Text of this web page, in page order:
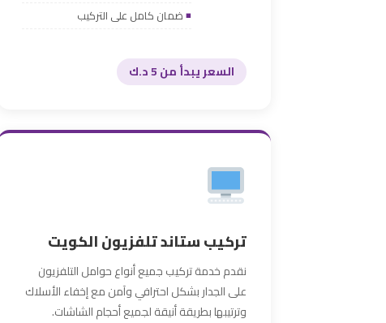
ضمان كامل على التركيب
السعر يبدأ من 5 د.ك
تركيب ستاند تلفزيون الكويت
نقدم خدمة تركيب جميع أنواع حوامل التلفزيون
على الجدار بشكل احترافي وآمن مع إخفاء الأسلاك
وترتيبها بطريقة أنيقة لجميع أحجام الشاشات.